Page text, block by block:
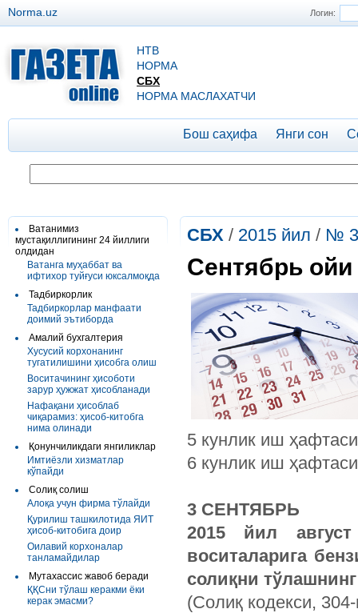
Логин:
Norma.uz
НТВ
НОРМА
СБХ
НОРМА МАСЛАХАТЧИ
Бош саҳифа Янги сон
Ватанимиз
мустақиллигининг 24 йиллиги
олдидан
Ватанга муҳаббат ва
ифтихор туйғуси юксалмоқда
Тадбиркорлик
Тадбиркорлар манфаати
доимий эътиборда
Амалий бухгалтерия
Хусусий корхонанинг
тугатилишини ҳисобга олиш
Воситачининг ҳисоботи
зарур ҳужжат ҳисобланади
Нафақани ҳисоблаб
чиқарамиз: ҳисоб-китобга
нима олинади
Қонунчиликдаги янгиликлар
Имтиёзли хизматлар
кўпайди
Солиқ солиш
Алоқа учун фирма тўлайди
Қурилиш ташкилотида ЯИТ
ҳисоб-китобига доир
Оилавий корхоналар
танламайдилар
Мутахассис жавоб беради
ҚҚСни тўлаш керакми ёки
керак эмасми?
СБХ / 2015 йил / №
Сентябрь ойи
5 кунлик иш
6 кунлик иш
3 СЕНТЯБРЬ
2015 йил
август
воситаларига
солиқни тўлашнинг
(Солиқ кодекси,